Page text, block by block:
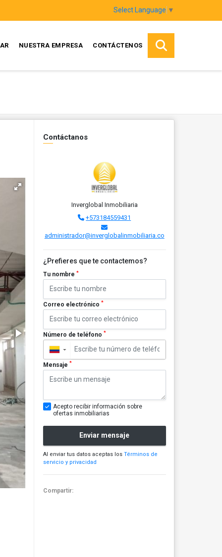
Select Language ▼
NUESTRA EMPRESA CONTÁCTENOS
Contáctanos
Inverglobal Inmobiliaria
+573184559431
administrador@inverglobalinmobiliaria.co
¿Prefieres que te contactemos?
Tu nombre *
Correo electrónico *
Número de teléfono *
▼
Mensaje *
Acepto recibir información sobre
ofertas inmobiliarias
Enviar mensaje
Al enviar tus datos aceptas los Términos de
servicio y privacidad
Compartir: